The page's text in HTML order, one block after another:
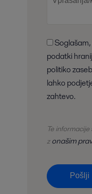
Soglašam, da se moji posredovani
podatki
politiko
lahko
zahtevo.
Te
z onašim
Pošlji